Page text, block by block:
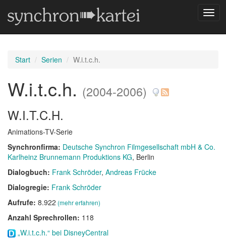
Start Serien W.i.t.c.h.
W.i.t.c.h. (2004-2006)
W.I.T.C.H.
Animations-TV-Serie
Synchronfirma: Deutsche Synchron Filmgesellschaft mbH & Co.
Karlheinz Brunnemann Produktions KG, Berlin
Dialogbuch: Frank Schröder Andreas Frücke
Dialogregie: Frank Schröder
Aufrufe: 8.922 (mehr erfahren)
Anzahl Sprechrollen: 118
„W.i.t.c.h.“ bei DisneyCentral